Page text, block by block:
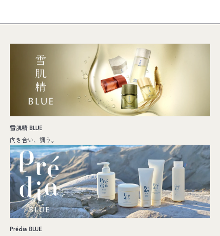
雪肌精 BLUE
向き合い、調う。
Prédia BLUE